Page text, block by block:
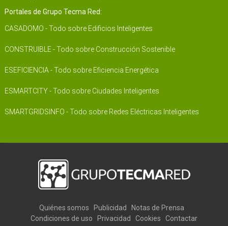
Portales de Grupo Tecma Red:
CASADOMO - Todo sobre Edificios Inteligentes
CONSTRUIBLE - Todo sobre Construcción Sostenible
ESEFICIENCIA - Todo sobre Eficiencia Energética
ESMARTCITY - Todo sobre Ciudades Inteligentes
SMARTGRIDSINFO - Todo sobre Redes Eléctricas Inteligentes
Quiénes somos Publicidad
Notas de Prensa
Condiciones de uso
Privacidad Cookies Contactar